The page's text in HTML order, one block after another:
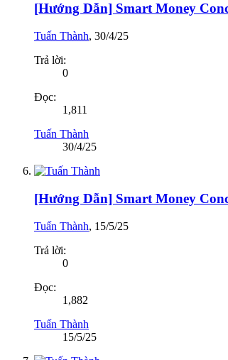
[Hướng Dẫn] Smart Money
Tuấn Thành, 30/4/25
Trả lời:
0
Đọc:
1,811
Tuấn Thành
30/4/25
[Hướng Dẫn] Smart Money
Tuấn Thành, 15/5/25
Trả lời:
0
Đọc:
1,882
Tuấn Thành
15/5/25